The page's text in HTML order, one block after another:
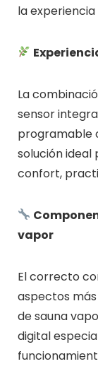
la
La
sensor
programable
solución
confort,
vapor
El correcto
aspectos
de sauna
digital